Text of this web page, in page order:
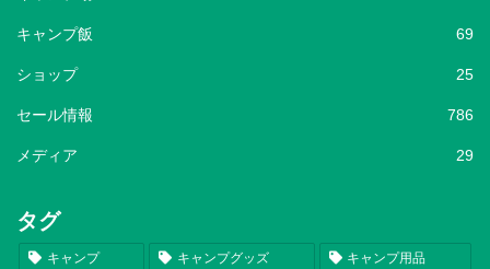
キャンプ飯 69
ショップ 25
セール情報 786
メディア 29
タグ
キャンプ キャンプグッズ キャンプ用品